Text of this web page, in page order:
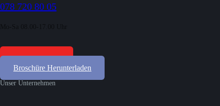
078 720 80 05
Gratis Offerten
Broschüre Herunterladen
Unser Unternehmen